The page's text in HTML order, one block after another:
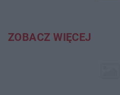
ZOBACZ WIĘCEJ